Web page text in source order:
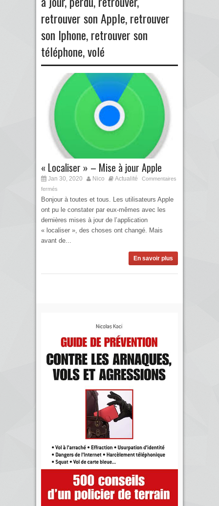
retrouver son Apple,retrouver
son Iphone,retrouver son
téléphone,volé
« Localiser » – Mise à jour Apple
Jan 30, 2020 Nico Actualité
Commentaires
fermés
Bonjour à toutes et tous. Les utilisateurs Apple
ont pu le constater par eux-mêmes avec les
dernières mises à jour de l’application
« localiser », des choses ont changé. Mais
avant de...
En savoir plus